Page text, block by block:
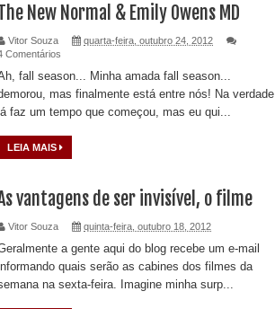
New Normal & Emily Owens MD
Vitor Souza
quarta-feira, outubro 24, 2012
Comentários
fall season... Minha amada fall season...
mas finalmente está entre nós! Na verdade
faz um tempo que começou, mas eu qui...
LEIA MAIS
vantagens de ser invisível, o filme
Vitor Souza quinta-feira, outubro 18, 2012
a gente aqui do blog recebe um e-mail
quais serão as cabines dos filmes da
na sexta-feira. Imagine minha surp...